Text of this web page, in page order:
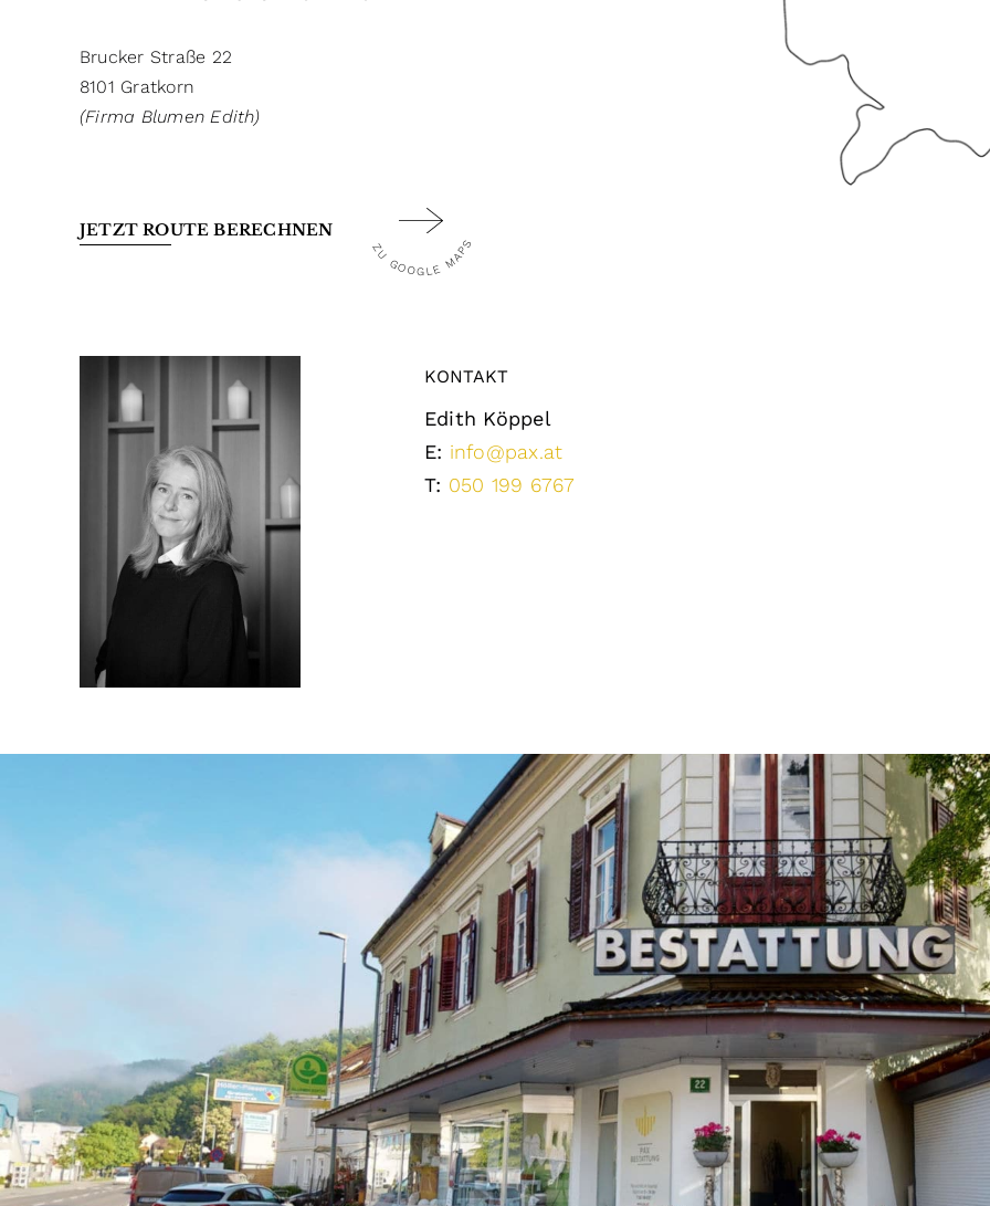
Brucker Straße 22
8101 Gratkorn
(Firma Blumen Edith)
JETZT ROUTE BERECHNEN ZU GOOGLE MAPS
KONTAKT
Edith Köppel
E: info@pax.at
T: 050 199 6767